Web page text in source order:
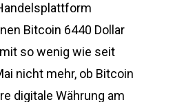
Bitcoin 6440 Dollar
so wenig wie seit
nicht mehr, ob Bitcoin
digitale Währung am